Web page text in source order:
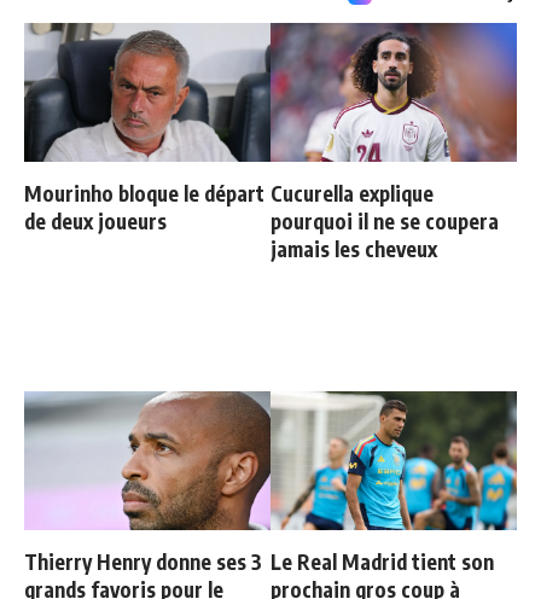
Mourinho bloque le départ
de deux joueurs
Cucurella explique
pourquoi il ne se coupera
jamais les cheveux
Thierry Henry donne ses 3
grands favoris pour le
Le Real Madrid tient son
prochain gros coup à